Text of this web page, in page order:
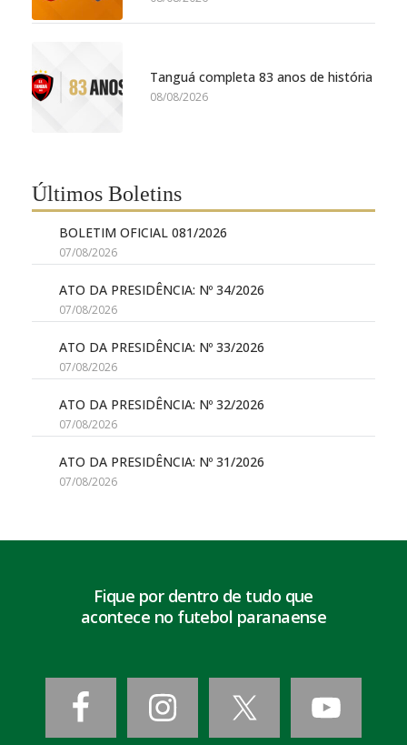
Tanguá completa 83 anos de história
08/08/2026
Últimos Boletins
BOLETIM OFICIAL 081/2026
07/08/2026
ATO DA PRESIDÊNCIA: Nº 34/2026
07/08/2026
ATO DA PRESIDÊNCIA: Nº 33/2026
07/08/2026
ATO DA PRESIDÊNCIA: Nº 32/2026
07/08/2026
ATO DA PRESIDÊNCIA: Nº 31/2026
07/08/2026
Fique por dentro de tudo que
acontece no futebol paranaense